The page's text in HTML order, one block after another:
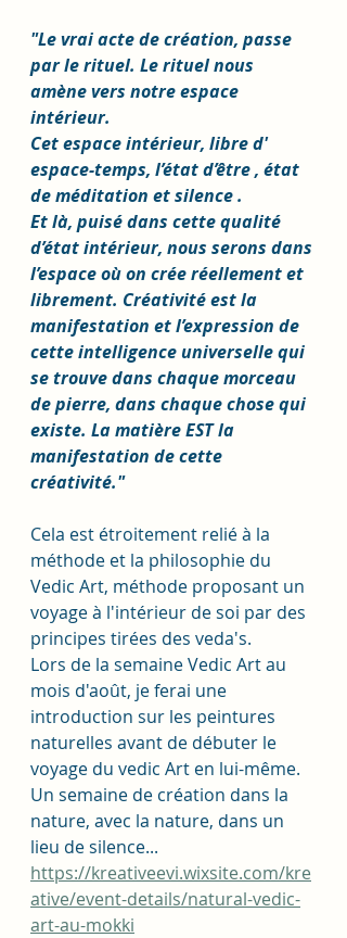
"Le vrai acte de création, passe
par le rituel. Le rituel nous
amène vers notre espace
intérieur.
Cet espace intérieur, libre d'
espace-temps, l’état d’être , état
de méditation et silence .
Et là, puisé dans cette qualité
d’état intérieur, nous serons dans
l’espace où on crée réellement et
librement. Créativité est la
manifestation et l’expression de
cette intelligence universelle qui
se trouve dans chaque morceau
de pierre, dans chaque chose qui
existe. La matière EST la
manifestation de cette
créativité."
Cela est étroitement relié à la
méthode et la philosophie du
Vedic Art, méthode proposant un
voyage à l'intérieur de soi par des
principes tirées des veda's.
Lors de la semaine Vedic Art au
mois d'août, je ferai une
introduction sur les peintures
naturelles avant de débuter le
voyage du vedic Art en lui-même.
Un semaine de création dans la
nature, avec la nature, dans un
lieu de silence...
https://kreativeevi.wixsite.com/kre
ative/event-details/natural-vedic-
art-au-mokki